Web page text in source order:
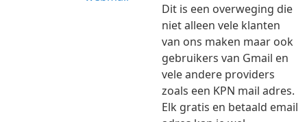
Dit is een overweging die
niet alleen vele klanten
van ons maken maar ook
gebruikers van Gmail en
vele andere providers
zoals een KPN mail adres.
Elk gratis en betaald email